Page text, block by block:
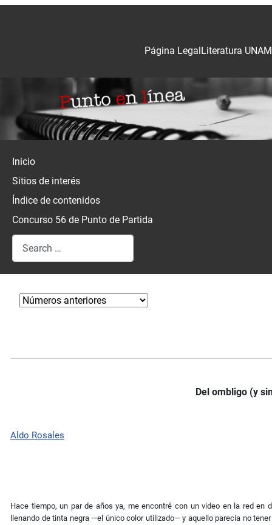
Literatura UNAM
Página Legal
Inicio
Sitios de interés
Índice de contenidos
Concurso 56 de Punto de Partida
Search
Del ombligo (y
Aldo Rosales
Hace tiempo, un par de años ya, me encontré con un video en la red en
llenando de tinta negra —el único color utilizado— y aquello parecía no